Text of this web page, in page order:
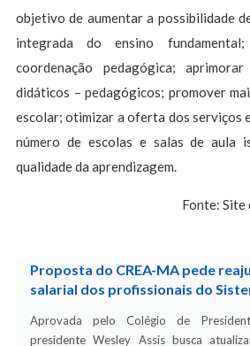
objetivo de aumentar a possibilidade
integrada do ensino
coordenação pedagógica;
didáticos – pedagógicos; promover
escolar; otimizar a oferta dos serviços
número de escolas e salas de aula
qualidade da aprendizagem.
Fonte: Site
Proposta do CREA-MA pede
salarial dos profissionais do
Aprovada pelo Colégio de
presidente Wesley Assis busca